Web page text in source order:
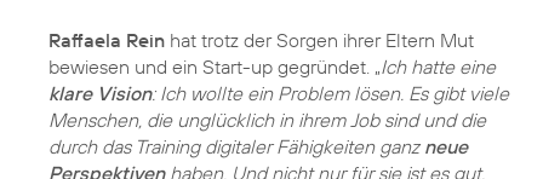
Raffaela Rein hat trotz der Sorgen ihrer Eltern Mut
bewiesen und ein Start-up gegründet. „Ich hatte eine
klare Vision: Ich wollte ein Problem lösen. Es gibt viele
Menschen, die unglücklich in ihrem Job sind und die
durch das Training digitaler Fähigkeiten ganz neue
Perspektiven haben. Und nicht nur für sie ist es gut,